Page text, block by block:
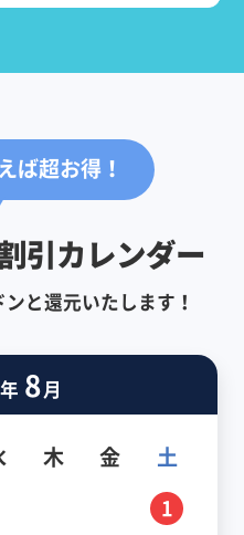
ば超お得！
引カレンダー
と還元いたします！
年 8月
木 金 土
1